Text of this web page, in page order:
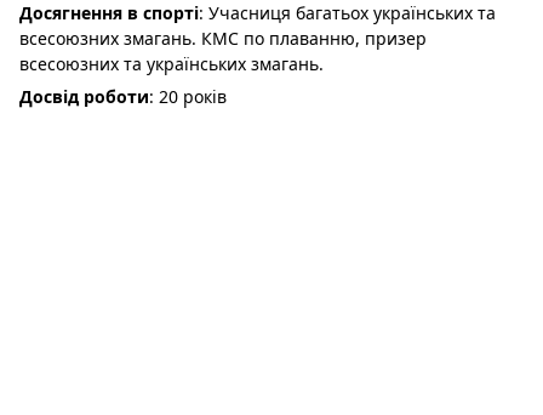
Досягнення в спорті: Учасниця багатьох українських та
всесоюзних змагань. КМС по плаванню, призер
всесоюзних та українських змагань.
Досвід роботи: 20 років